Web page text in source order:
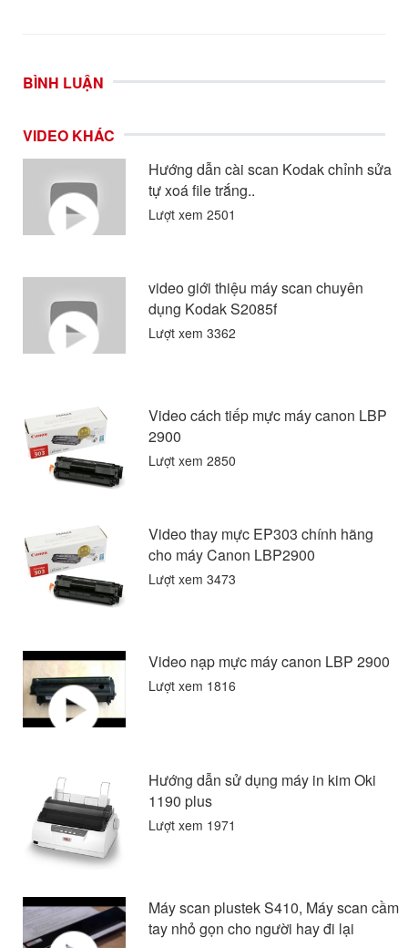
BÌNH LUẬN
VIDEO KHÁC
Hướng dẫn cài scan Kodak chỉnh sửa
tự xoá file trắng..
Lượt xem 2501
video giới thiệu máy scan chuyên
dụng Kodak S2085f
Lượt xem 3362
Video cách tiếp mực máy canon LBP
2900
Lượt xem 2850
Video thay mực EP303 chính hãng
cho máy Canon LBP2900
Lượt xem 3473
Video nạp mực máy canon LBP 2900
Lượt xem 1816
Hướng dẫn sử dụng máy in kim Oki
1190 plus
Lượt xem 1971
Máy scan plustek S410, Máy scan cầm
tay nhỏ gọn cho người hay đi lại